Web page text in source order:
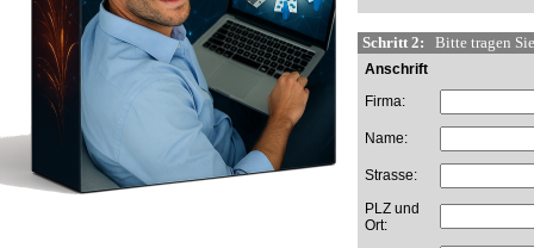
Schritt 2: Bitte tragen
Anschrift
Firma:
Name:
Strasse:
PLZ und
Ort: